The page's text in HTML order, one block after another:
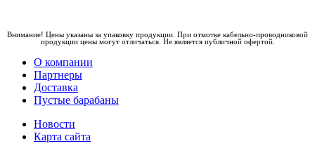
Внимание! Цены указаны за упаковку продукции. При отмотке кабельно-проводниковой
продукции цены могут отличаться. Не является публичной офертой.
О компании
Партнеры
Доставка
Пустые барабаны
Новости
Карта сайта